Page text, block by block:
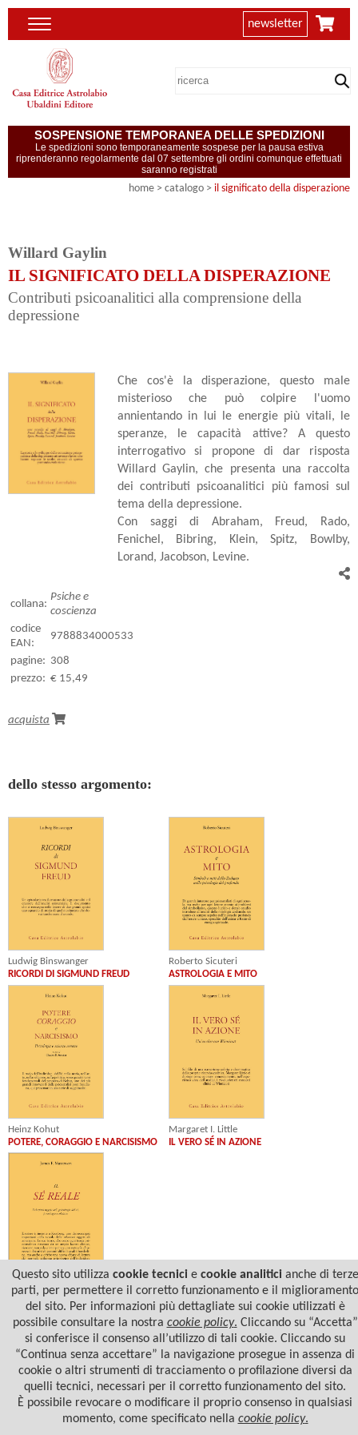
newsletter
SOSPENSIONE TEMPORANEA DELLE SPEDIZIONI
Le spedizioni sono temporaneamente sospese per la pausa estiva
riprenderanno regolarmente dal 07 settembre gli ordini comunque effettuati
saranno registrati
home > catalogo > il significato della disperazione
Willard Gaylin
IL SIGNIFICATO DELLA DISPERAZIONE
Contributi psicoanalitici alla comprensione della
depressione
Che cos'è la disperazione, questo male
misterioso che può colpire l'uomo
annientando in lui le energie più vitali, le
speranze, le capacità attive? A questo
interrogativo si propone di dar risposta
Willard Gaylin, che presenta una raccolta
dei contributi psicoanalitici più famosi sul
tema della depressione.
Con saggi di Abraham, Freud, Rado,
Fenichel, Bibring, Klein, Spitz, Bowlby,
Lorand, Jacobson, Levine.
collana:
Psiche e
coscienza
codice
EAN:
9788834000533
pagine: 308
prezzo: € 15,49
acquista
dello stesso argomento:
Ludwig Binswanger
RICORDI DI SIGMUND FREUD
Roberto Sicuteri
ASTROLOGIA E MITO
Heinz Kohut
POTERE, CORAGGIO E NARCISISMO
Margaret I. Little
IL VERO SÉ IN AZIONE
James F. Masterson
IL SÉ REALE
Questo sito utilizza cookie tecnicie cookie analiticianche di terze
parti, per permettere il corretto funzionamento e il miglioramento
del sito. Per informazioni più dettagliate sui cookie utilizzati è
possibile consultare la nostra cookie policy. Cliccando su “Accetta”
si conferisce il consenso all’utilizzo di tali cookie. Cliccando su
“Continua senza accettare” la navigazione prosegue in assenza di
cookie o altri strumenti di tracciamento o profilazione diversi da
quelli tecnici, necessari per il corretto funzionamento del sito.
È possibile revocare o modificare il proprio consenso in qualsiasi
momento, come specificato nella cookie policy.